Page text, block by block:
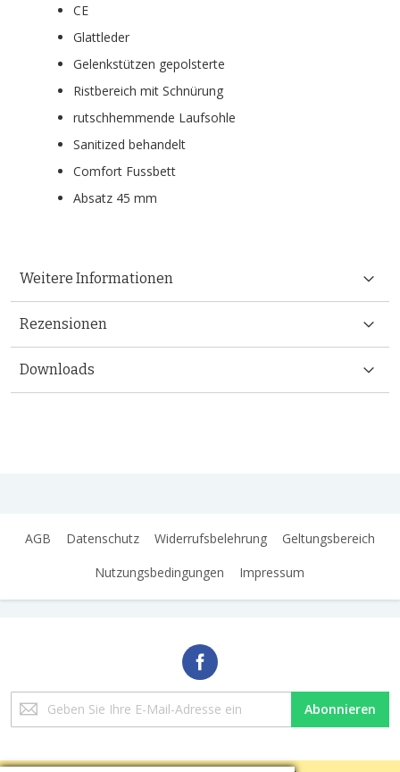
CE
Glattleder
Gelenkstützen gepolsterte
Ristbereich mit Schnürung
rutschhemmende Laufsohle
Sanitized behandelt
Comfort Fussbett
Absatz 45 mm
Weitere Informationen
Rezensionen
Downloads
AGB Datenschutz Widerrufsbelehrung
Geltungsbereich
Nutzungsbedingungen
Impressum
Melden
Sie
Abonnieren